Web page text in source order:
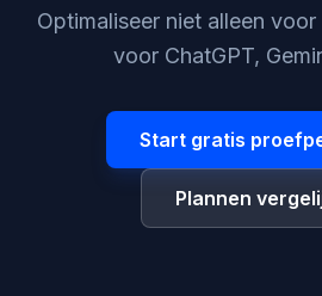
Optimaliseer niet alleen
voor ChatGPT,
Start gratis
Plannen